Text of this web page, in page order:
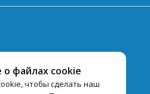
файлах cookie
чтобы сделать наш